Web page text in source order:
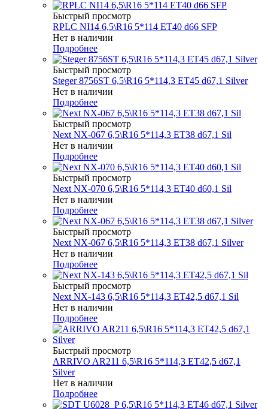
Быстрый просмотр
RPLC NI14 6,5\R16 5*114 ET40 d66 SFP
Нет в наличии
Подробнее
Быстрый просмотр
Steger 8756ST 6,5\R16 5*114,3 ET45 d67,1 Silver
Нет в наличии
Подробнее
Быстрый просмотр
Next NX-067 6,5\R16 5*114,3 ET38 d67,1 Sil
Нет в наличии
Подробнее
Быстрый просмотр
Next NX-070 6,5\R16 5*114,3 ET40 d60,1 Sil
Нет в наличии
Подробнее
Быстрый просмотр
Next NX-067 6,5\R16 5*114,3 ET38 d67,1 Silver
Нет в наличии
Подробнее
Быстрый просмотр
Next NX-143 6,5\R16 5*114,3 ET42,5 d67,1 Sil
Нет в наличии
Подробнее
Быстрый просмотр
ARRIVO AR211 6,5\R16 5*114,3 ET42,5 d67,1
Silver
Нет в наличии
Подробнее